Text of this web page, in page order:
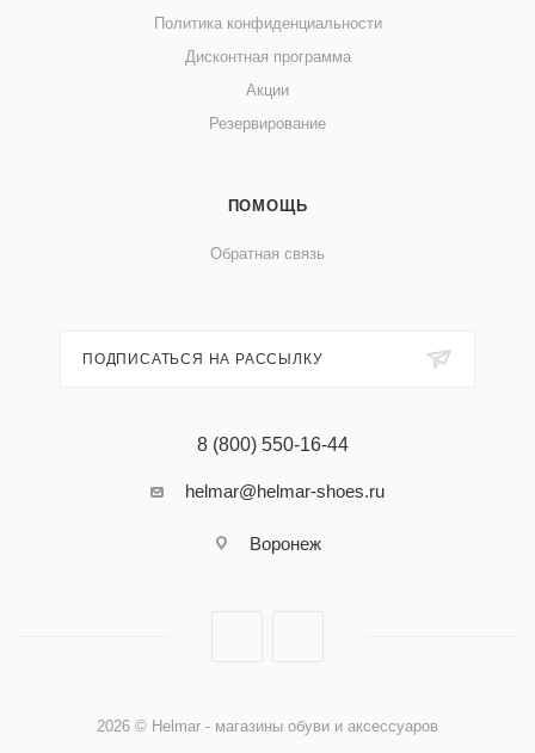
Политика конфиденциальности
Дисконтная программа
Акции
Резервирование
ПОМОЩЬ
Обратная связь
ПОДПИСАТЬСЯ НА РАССЫЛКУ
8 (800) 550-16-44
helmar@helmar-shoes.ru
Воронеж
2026 © Helmar - магазины обуви и аксессуаров